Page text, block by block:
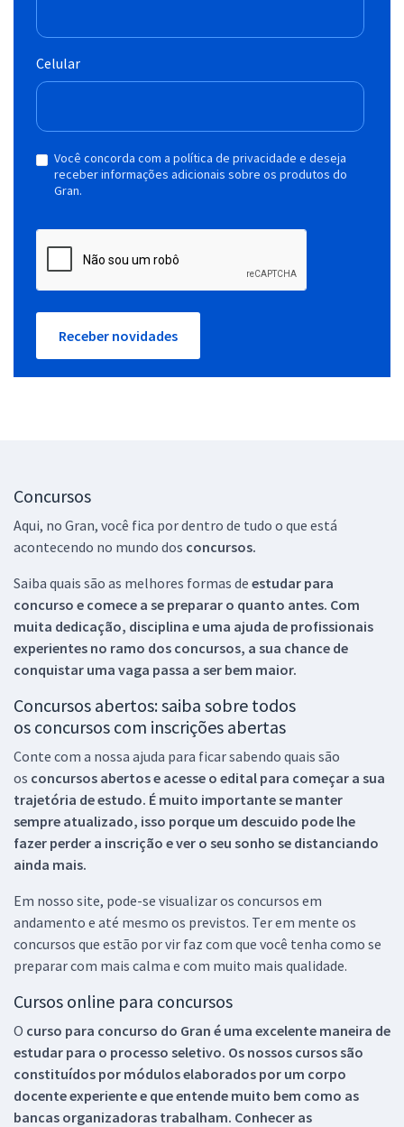
Celular
Você concorda com a política de privacidade e deseja
receber informações adicionais sobre os produtos do
Gran.
Receber novidades
Concursos
Aqui, no Gran, você fica por dentro de tudo o que está
acontecendo no mundo dos concursos.
Saiba quais são as melhores formas de estudar para
concurso e comece a se preparar o quanto antes. Com
muita dedicação, disciplina e uma ajuda de profissionais
experientes no ramo dos concursos, a sua chance de
conquistar uma vaga passa a ser bem maior.
Concursos abertos: saiba sobre todos
os concursos com inscrições abertas
Conte com a nossa ajuda para ficar sabendo quais são
os concursos abertos e acesse o edital para começar a sua
trajetória de estudo. É muito importante se manter
sempre atualizado, isso porque um descuido pode lhe
fazer perder a inscrição e ver o seu sonho se distanciando
ainda mais.
Em nosso site, pode-se visualizar os concursos em
andamento e até mesmo os previstos. Ter em mente os
concursos que estão por vir faz com que você tenha como se
preparar com mais calma e com muito mais qualidade.
Cursos online para concursos
O curso para concurso do Gran é uma excelente maneira de
estudar para o processo seletivo. Os nossos cursos são
constituídos por módulos elaborados por um corpo
docente experiente e que entende muito bem como as
bancas organizadoras trabalham. Conhecer as